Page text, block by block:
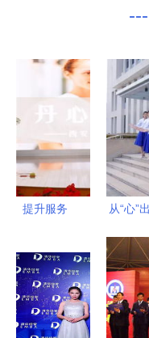
提升服务
医护服务质
量提升礼仪
培训的重要
性
从“心”
灵魂在
诚